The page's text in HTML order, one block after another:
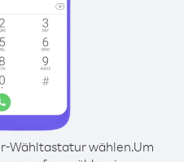
Wähltastatur wählen.Um